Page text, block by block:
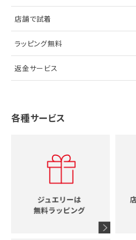
ペンダントトップ
ブローチ
その他
ノーブランドジュエリーをすべて見る
ブレスレット
ペンダントトップ
ブローチ
その他
ティファニー
ブルガリ
グッチ
サングラス
シューズ
香水
シャネル
コーチ
ブランドアイテムをすべて見る
シャネル
タグホイヤー
カルティエ
セイコー
メンズ時計
時計をすべて見る
カルティエ
ウノアエレ
4℃
グッチ
ルイヴィトン
エルメス
シャネル
星
リボン
花
十字架
イニシャル
店舗で試着
ラッピング無料
返金サービス
各種サービス